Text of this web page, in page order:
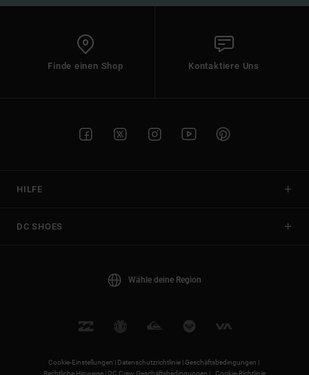
Finde einen Shop Kontaktiere Uns
HILFE
DC SHOES
Wähle deine Region
Cookie-Einstellungen | Datenschutzrichtlinie |Geschäftsbedingungen |
Rechtliche Hinweise | DC Crew Geschäftsbedingungen | Cookie-Richtlinie